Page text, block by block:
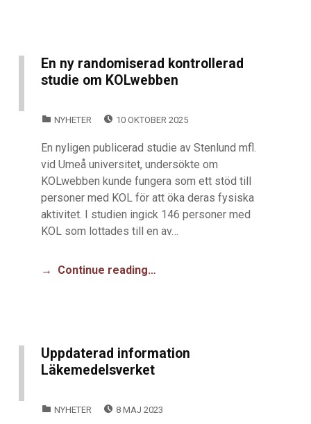
En ny randomiserad kontrollerad
studie om KOLwebben
NYHETER
10 OKTOBER 2025
En nyligen publicerad studie av Stenlund mfl.
vid Umeå universitet, undersökte om
KOLwebben kunde fungera som ett stöd till
personer med KOL för att öka deras fysiska
aktivitet. I studien ingick 146 personer med
KOL som lottades till en av…
Continue reading…
Uppdaterad information
Läkemedelsverket
NYHETER
8 MAJ 2023